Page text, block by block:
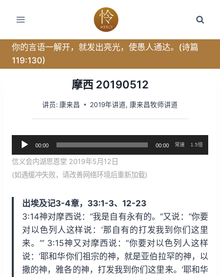
你的言语一解开，就发出亮光，使愚人通达。(诗篇
119:130)
摩西 20190512
讲员: 康来昌 2019年讲道, 康来昌牧师讲道
频
播
放
00:00 00:00 常速 1.5倍
信义会内湖思恩堂 2019年5月12日
(如遇缓冲失败，请改善网络环境后重新加载)
出埃及记3-4章，33:1-3、12-23
3:14神对摩西说：“我是自有永有的。”又说：“你要
对以色列人这样说：‘那自有的打发我到你们这里
来。’” 3:15神又对摩西说：“你要对以色列人这样
说：‘耶和华你们祖宗的神，就是亚伯拉罕的神，以
撒的神，雅各的神，打发我到你们这里来。’耶和华